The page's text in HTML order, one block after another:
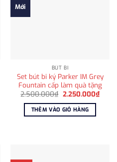
Mới
BÚT BI
Set bút bi ký Parker IM Grey
Fountain cấp làm quà tặng
2.500.000₫ Giá
là:
2.500.000₫.
2.250.000₫Giá
hiện
THÊM VÀO GIỎ HÀNG